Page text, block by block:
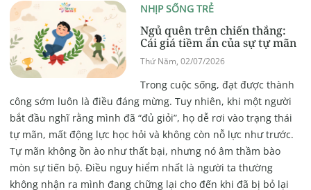
NHỊP SỐNG TRẺ
Ngủ quên trên chiến thắng:
Cái giá tiềm ẩn của sự tự mãn
Thứ Năm, 02/07/2026
Trong cuộc sống, đạt được thành
công sớm luôn là điều đáng mừng. Tuy nhiên, khi một người
bắt đầu nghĩ rằng mình đã “đủ giỏi”, họ dễ rơi vào trạng thái
tự mãn, mất động lực học hỏi và không còn nỗ lực như trước.
Tự mãn không ồn ào như thất bại, nhưng nó âm thầm bào
mòn sự tiến bộ. Điều nguy hiểm nhất là người ta thường
không nhận ra mình đang chững lại cho đến khi đã bị bỏ lại